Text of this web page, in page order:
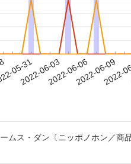
05-31
2022-06-032022-06-062022-06-09
2022-
ムス・ダン〔ニッポノホン／商